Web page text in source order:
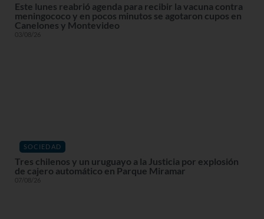
Este lunes reabrió agenda para recibir la vacuna contra
meningococo y en pocos minutos se agotaron cupos en
Canelones y Montevideo
03/08/26
SOCIEDAD
Tres chilenos y un uruguayo a la Justicia por explosión
de cajero automático en Parque Miramar
07/08/26